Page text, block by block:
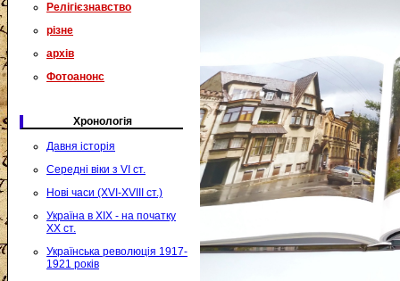
Релігієзнавство
різне
архів
Фотоанонс
Хронологія
Давня історія
Середні віки з VI ст.
Нові часи (XVI-XVIII ст.)
Україна в XIX - на початку
XX ст.
Українська революція 1917-
1921 років